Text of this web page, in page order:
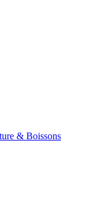
& Boissons